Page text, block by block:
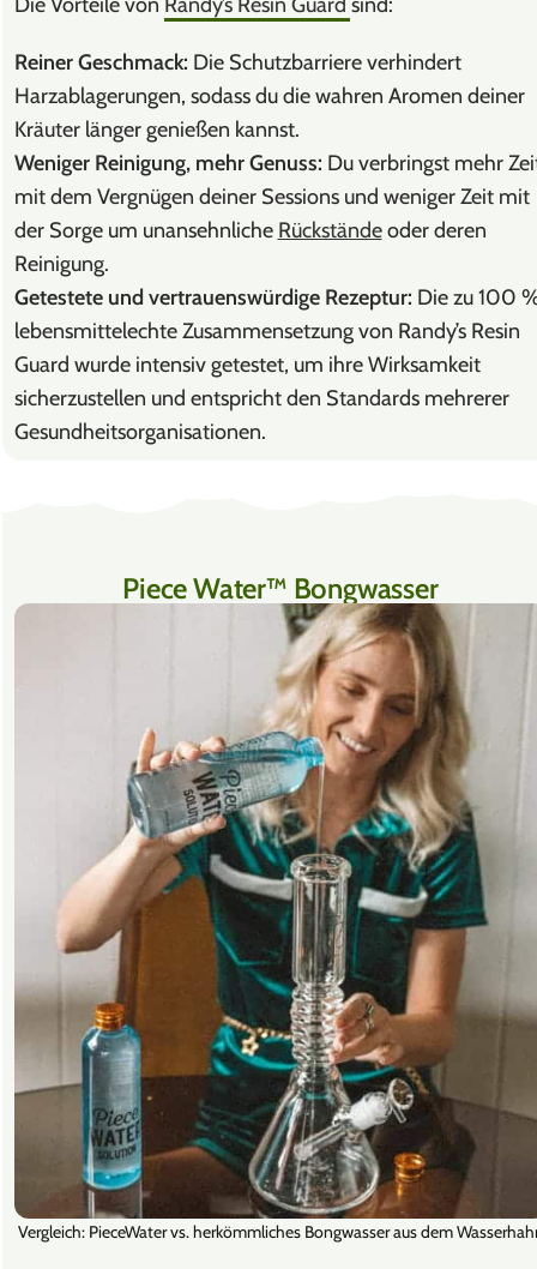
Reiner Geschmack: Die Schutzbarriere verhindert
Harzablagerungen, sodass du die wahren Aromen deiner
Kräuter länger genießen kannst.
Weniger Reinigung, mehr Genuss: Du verbringst mehr
mit dem Vergnügen deiner Sessions und weniger Zeit mit
der Sorge um unansehnliche Rückständeoder deren
Reinigung.
Getestete und vertrauenswürdige Rezeptur: Die zu 100
lebensmittelechte Zusammensetzung von Randy’s Resin
Guard wurde intensiv getestet, um ihre Wirksamkeit
sicherzustellen und entspricht den Standards mehrerer
Gesundheitsorganisationen.
Piece Water™ Bongwasser
Vergleich: PieceWater vs. herkömmliches Bongwasser aus dem